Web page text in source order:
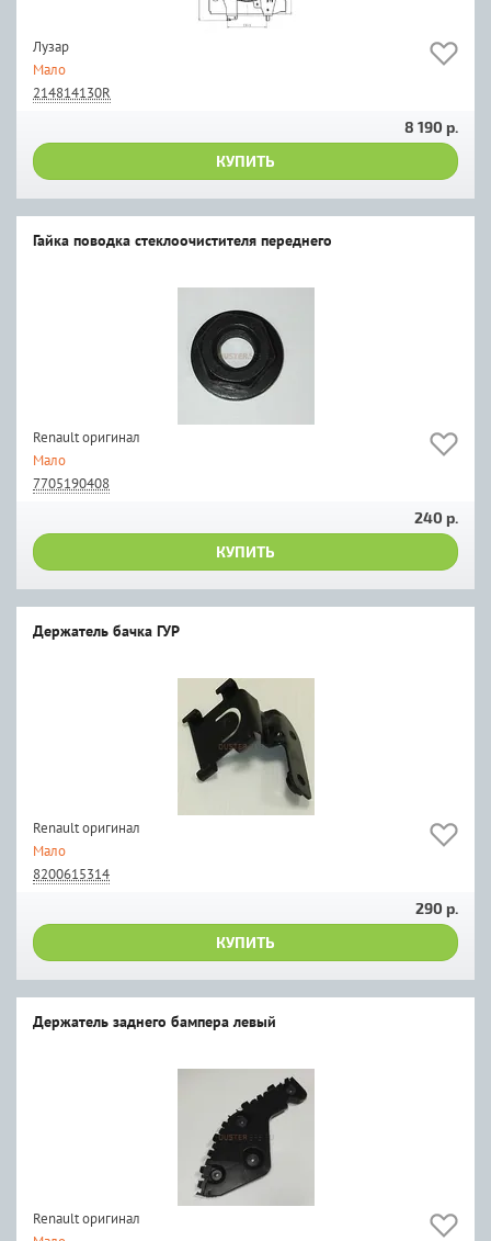
Лузар
Мало
214814130R
8 190 р.
КУПИТЬ
Гайка поводка стеклоочистителя переднего
Renault оригинал
Мало
7705190408
240 р.
КУПИТЬ
Держатель бачка ГУР
Renault оригинал
Мало
8200615314
290 р.
КУПИТЬ
Держатель заднего бампера левый
Renault оригинал